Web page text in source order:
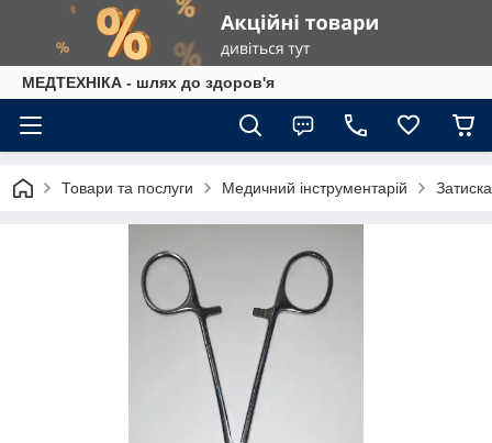
МЕДТЕХНІКА - шлях до здоров'я
Товари та послуги Медичний інструментарій